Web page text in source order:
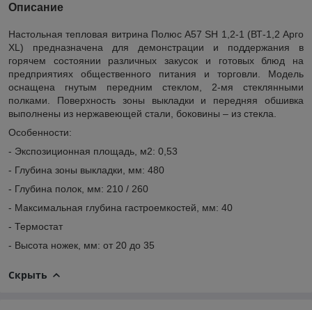
Описание
Настольная тепловая витрина Полюс А57 SH 1,2-1 (ВТ-1,2 Арго
XL) предназначена для демонстрации и поддержания в
горячем состоянии различных закусок и готовых блюд на
предприятиях общественного питания и торговли. Модель
оснащена гнутым передним стеклом, 2-мя стеклянными
полками. Поверхность зоны выкладки и передняя обшивка
выполнены из нержавеющей стали, боковины – из стекла.
Особенности:
- Экспозиционная площадь, м2: 0,53
- Глубина зоны выкладки, мм: 480
- Глубина полок, мм: 210 / 260
- Максимальная глубина гастроемкостей, мм: 40
- Термостат
- Высота ножек, мм: от 20 до 35
Скрыть